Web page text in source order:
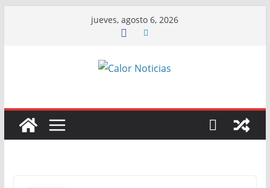
jueves, agosto 6, 2026